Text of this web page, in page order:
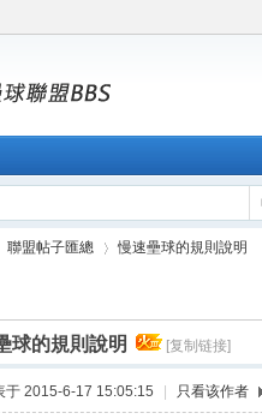
聯盟帖子匯總
›
慢速壘球的規則說明
球的規則說明 [复制链接]
于 2015-6-17 15:05:15 只看该作者